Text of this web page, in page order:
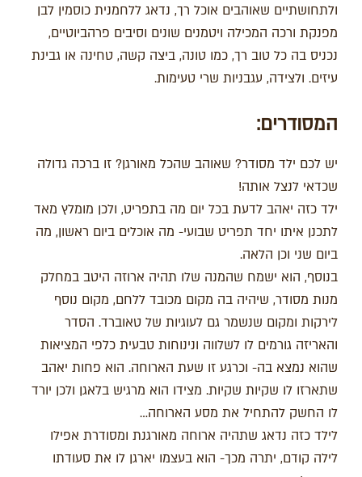
ולתחושתיים שאוהבים אוכל רך, נדאג ללחמנית כוסמין לבן
מפנקת ורכה המכילה ויטמנים שונים וסיבים פרהביוטיים,
נכניס בה כל טוב רך, כמו טונה, ביצה קשה, טחינה או גבינת
עיזים. ולצידה, עגבניות שרי טעימות.
המסודרים:
יש לכם ילד מסודר? שאוהב שהכל מאורגן? זו ברכה גדולה
שכדאי לנצל אותה!
ילד כזה יאהב לדעת בכל יום מה בתפריט, ולכן מומלץ מאד
לתכנן איתו יחד תפריט שבועי- מה אוכלים ביום ראשון, מה
ביום שני וכן הלאה.
בנוסף, הוא ישמח שהמנה שלו תהיה ארוזה היטב במחלק
מנות מסודר, שיהיה בה מקום מכובד ללחם, מקום נוסף
לירקות ומקום שנשמר גם לעוגיות של טאוברד. הסדר
והאריזה גורמים לו לשלווה ונינוחות טבעית כלפי המציאות
שהוא נמצא בה- וכרגע זו שעת הארוחה. הוא פחות יאהב
שתארזו לו שקיות שקיות. מצידו הוא מרגיש בלאגן ולכן יורד
לו החשק להתחיל את מסע הארוחה…
לילד כזה נדאג שתהיה ארוחה מאורגנת ומסודרת אפילו
לילה קודם, יתרה מכך- הוא בעצמו יארגן לו את סעודתו